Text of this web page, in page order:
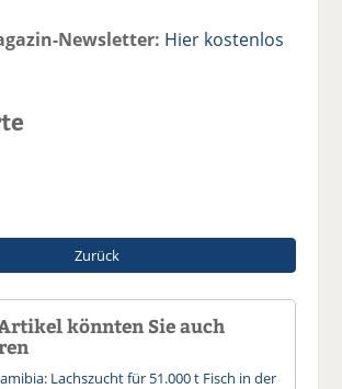
Newsletter: Hier kostenlos
Zurück
könnten Sie auch
Lachszucht für 51.000 t Fisch in der